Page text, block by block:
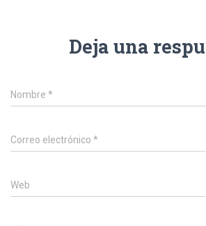
Deja una
Nombre *
Correo electrónico *
Web